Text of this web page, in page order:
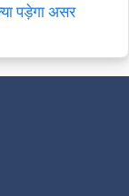
पड़ेगा असर